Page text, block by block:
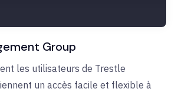
Group
les utilisateurs de Trestle
un accès facile et flexible à